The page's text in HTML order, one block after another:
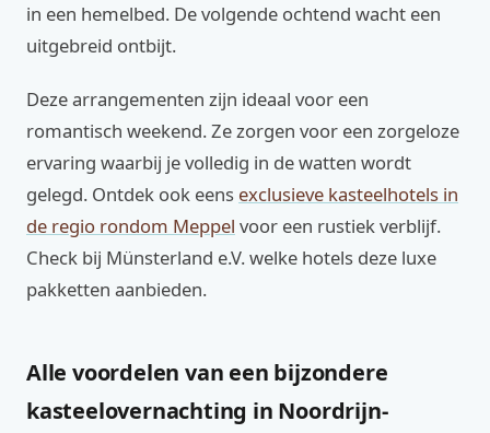
in een hemelbed. De volgende ochtend wacht een
uitgebreid ontbijt.
Deze arrangementen zijn ideaal voor een
romantisch weekend. Ze zorgen voor een zorgeloze
ervaring waarbij je volledig in de watten wordt
gelegd. Ontdek ook eens exclusieve kasteelhotels in
de regio rondom Meppel voor een rustiek verblijf.
Check bij Münsterland e.V. welke hotels deze luxe
pakketten aanbieden.
Alle voordelen van een bijzondere
kasteelovernachting in Noordrijn-